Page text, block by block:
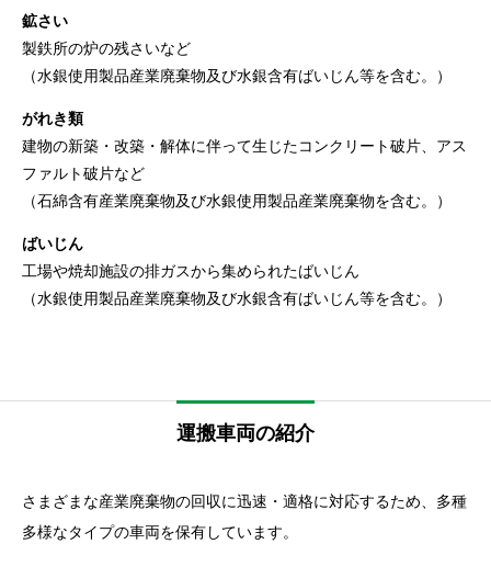
鉱さい
製鉄所の炉の残さいなど
（水銀使用製品産業廃棄物及び水銀含有ばいじん等を含む。）
がれき類
建物の新築・改築・解体に伴って生じたコンクリート破片、アス
ファルト破片など
（石綿含有産業廃棄物及び水銀使用製品産業廃棄物を含む。）
ばいじん
工場や焼却施設の排ガスから集められたばいじん
（水銀使用製品産業廃棄物及び水銀含有ばいじん等を含む。）
運搬車両の紹介
さまざまな産業廃棄物の回収に迅速・適格に対応するため、多種
多様なタイプの車両を保有しています。